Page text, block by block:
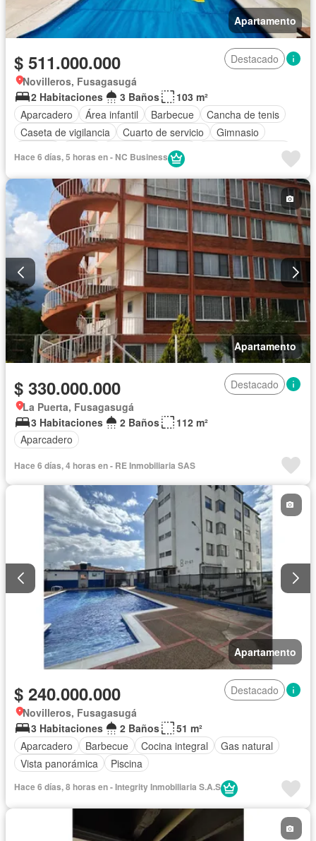
Apartamento
$ 511.000.000
Destacado
Novilleros, Fusagasugá
2 Habitaciones
3 Baños
103 m²
Aparcadero
Área infantil Barbecue
Cancha de tenis
Caseta de vigilancia
Cuarto de servicio
Gimnasio
Vigilante
Seguridad privada
Vista panorámica
Hace 6 días, 5 horas en - NC Business
Apartamento
$ 330.000.000
Destacado
La Puerta, Fusagasugá
3 Habitaciones
2 Baños
112 m²
Aparcadero
Hace 6 días, 4 horas en - RE Inmobiliaria SAS
Apartamento
$ 240.000.000
Destacado
Novilleros, Fusagasugá
3 Habitaciones
2 Baños
51 m²
Aparcadero
Barbecue Cocina integral
Gas natural
Vista panorámica
Piscina
Hace 6 días, 8 horas en - Integrity Inmobiliaria S.A.S